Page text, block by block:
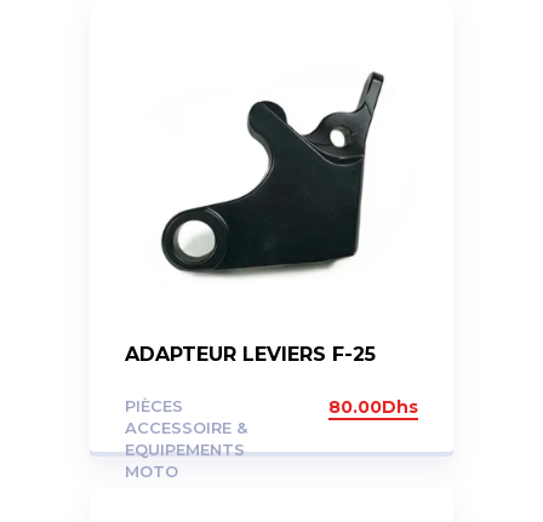
ADAPTEUR LEVIERS F-25
PIÈCES
ACCESSOIRE &
EQUIPEMENTS
MOTO
80.00Dhs